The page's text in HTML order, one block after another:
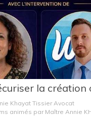
Khayat Tissier Avocat
animés par Maître Annie